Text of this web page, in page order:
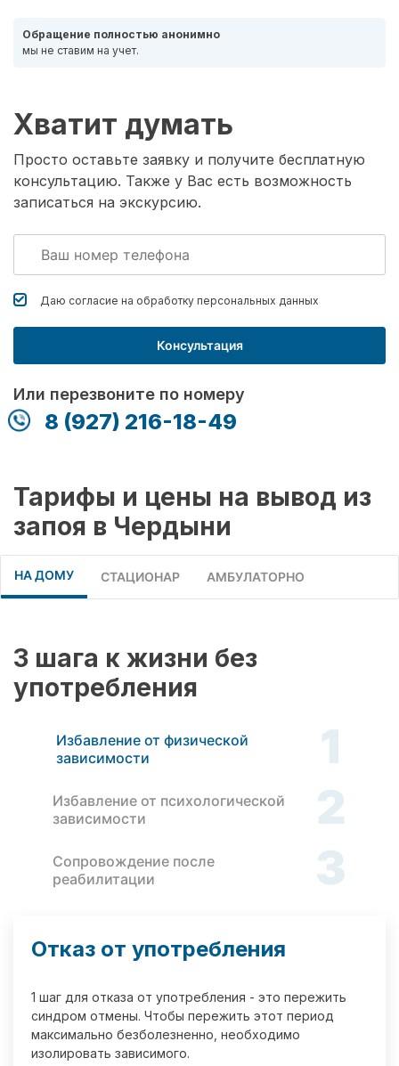
Обращение полностью анонимно
мы не ставим на учет.
Хватит думать
Просто оставьте заявку и получите бесплатную
консультацию. Также у Вас есть возможность
записаться на экскурсию.
Даю согласие на обработку персональных данных
Консультация
Или перезвоните по номеру
8 (927) 216-18-49
Тарифы и цены на вывод из
запоя в Чердыни
НА ДОМУ СТАЦИОНАР АМБУЛАТОРНО
3 шага к жизни без
употребления
Избавление от физической
зависимости
1
Избавление от психологической
зависимости
2
Сопровождение после
реабилитации
3
Отказ от употребления
1 шаг для отказа от употребления - это пережить
синдром отмены. Чтобы пережить этот период
максимально безболезненно, необходимо
изолировать зависимого.